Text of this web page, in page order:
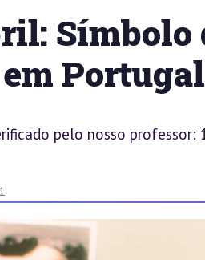
Símbolo
Portugal
pelo nosso professor: